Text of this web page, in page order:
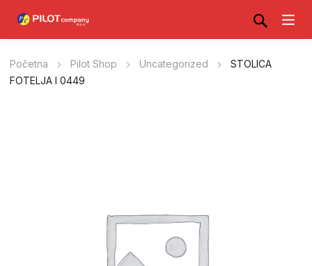
Početna Pilot Shop Uncategorized
STOLICA
FOTELJA I 0449